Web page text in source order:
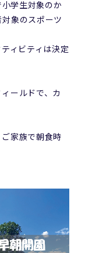
学生対象のか
象のスポーツ
ィビティは決定
ールドで、カ
家族で朝食時